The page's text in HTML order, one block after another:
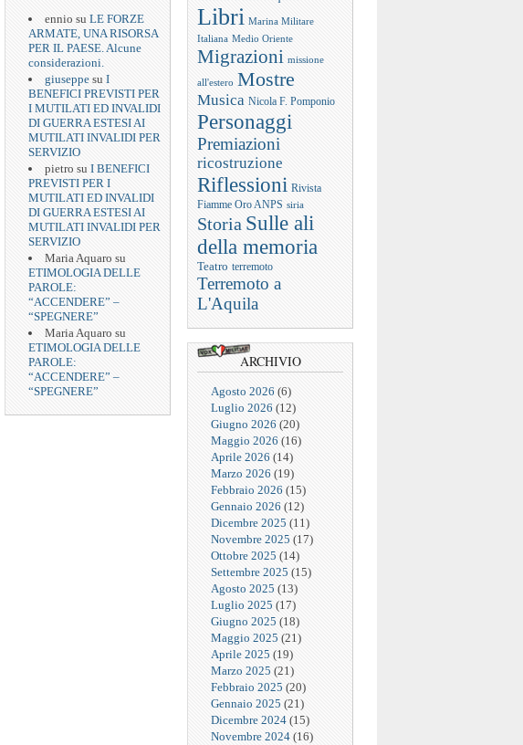
ennio su LE FORZE
ARMATE, UNA RISORSA
PER IL PAESE. Alcune
considerazioni.
giuseppe su I
BENEFICI PREVISTI PER
I MUTILATI ED INVALIDI
DI GUERRA ESTESI AI
MUTILATI INVALIDI PER
SERVIZIO
pietro su I BENEFICI
PREVISTI PER I
MUTILATI ED INVALIDI
DI GUERRA ESTESI AI
MUTILATI INVALIDI PER
SERVIZIO
Maria Aquaro su
ETIMOLOGIA DELLE
PAROLE:
“ACCENDERE” –
“SPEGNERE”
Maria Aquaro su
ETIMOLOGIA DELLE
PAROLE:
“ACCENDERE” –
“SPEGNERE”
Libri Marina Militare
Italiana Medio Oriente
Migrazioni missione
all'estero Mostre
Musica Nicola F. Pomponio
Personaggi
Premiazioni
ricostruzione
Riflessioni Rivista
Fiamme Oro ANPS siria
Storia Sulle ali
della memoria
Teatro terremoto
Terremoto a
L'Aquila
ARCHIVIO
Agosto 2026 (6)
Luglio 2026 (12)
Giugno 2026 (20)
Maggio 2026 (16)
Aprile 2026 (14)
Marzo 2026 (19)
Febbraio 2026 (15)
Gennaio 2026 (12)
Dicembre 2025 (11)
Novembre 2025 (17)
Ottobre 2025 (14)
Settembre 2025 (15)
Agosto 2025 (13)
Luglio 2025 (17)
Giugno 2025 (18)
Maggio 2025 (21)
Aprile 2025 (19)
Marzo 2025 (21)
Febbraio 2025 (20)
Gennaio 2025 (21)
Dicembre 2024 (15)
Novembre 2024 (16)